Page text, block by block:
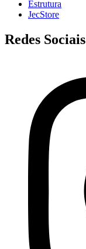
Estrutura
JecStore
Redes Sociais